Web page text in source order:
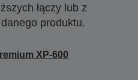
łączy lub z
produktu.
XP-600